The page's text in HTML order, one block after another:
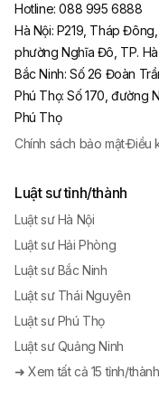
Hotline: 088 995 6888
Hà Nội: P219, Tháp
phường Nghĩa Đô, TP.
Bắc Ninh:Số 26 Đoàn
Phú Thọ:Số 170, đường
Phú Thọ
Chính sách bảo mật·Điều
Luật sư tỉnh/thành
Luật sư Hà Nội
Luật sư Hải Phòng
Luật sư Bắc Ninh
Luật sư Thái Nguyên
Luật sư Phú Thọ
Luật sư Quảng Ninh
➜ Xem tất cả 15 tỉnh/thành